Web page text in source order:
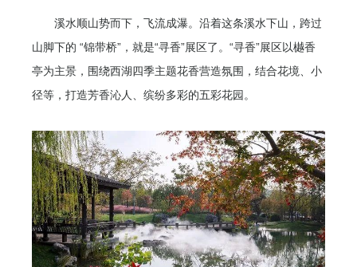
溪水顺山势而下，飞流成瀑。沿着这条溪水下山，跨过
山脚下的 “锦带桥”，就是“寻香”展区了。“寻香”展区以樾香
亭为主景，围绕西湖四季主题花香营造氛围，结合花境、小
径等，打造芳香沁人、缤纷多彩的五彩花园。